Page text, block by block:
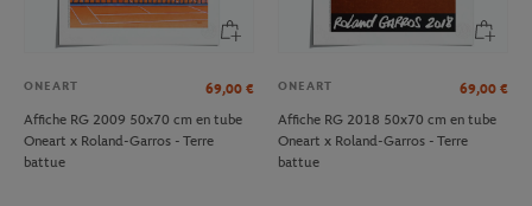
ONEART 69,00 €
Affiche RG 2009 50x70 cm en tube
Oneart x Roland-Garros - Terre
battue
ONEART 69,00 €
Affiche RG 2018 50x70 cm en tube
Oneart x Roland-Garros - Terre
battue